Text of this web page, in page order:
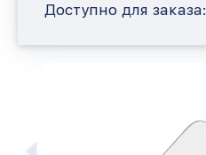
Доступно для заказа: